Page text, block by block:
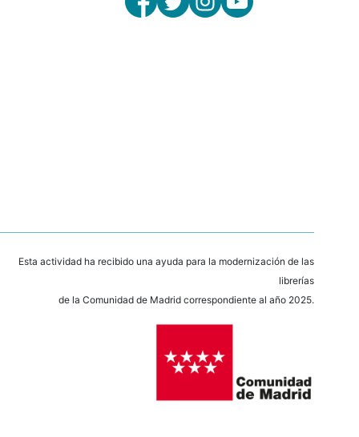
Esta actividad ha recibido una ayuda para la modernización de las
librerías
de la Comunidad de Madrid correspondiente al año 2025.